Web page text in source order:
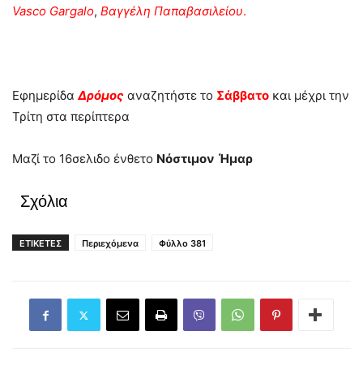
Vasco Gargalo, Βαγγέλη Παπαβασιλείου.
ΕφημερίδαΔρόμος αναζητήστε το Σάββατο και μέχρι την
Τρίτη στα περίπτερα
Μαζί το 16σελιδο ένθετο Νόστιμον Ήμαρ
Σχόλια
ΕΤΙΚΕΤΕΣ Περιεχόμενα Φύλλο 381